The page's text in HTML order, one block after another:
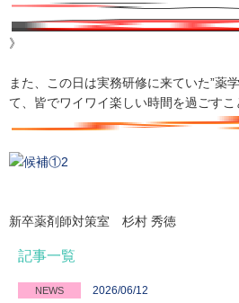
》
また、この日は実務研修に来ていた”薬
て、皆でワイワイ楽しい時間を過ごすこ
新卒薬剤師対策室 杉村 秀徳
記事一覧
NEWS 2026/06/12